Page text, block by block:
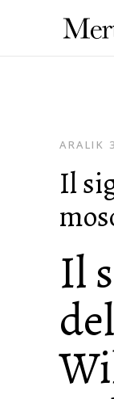
ARALIK
Il
Il